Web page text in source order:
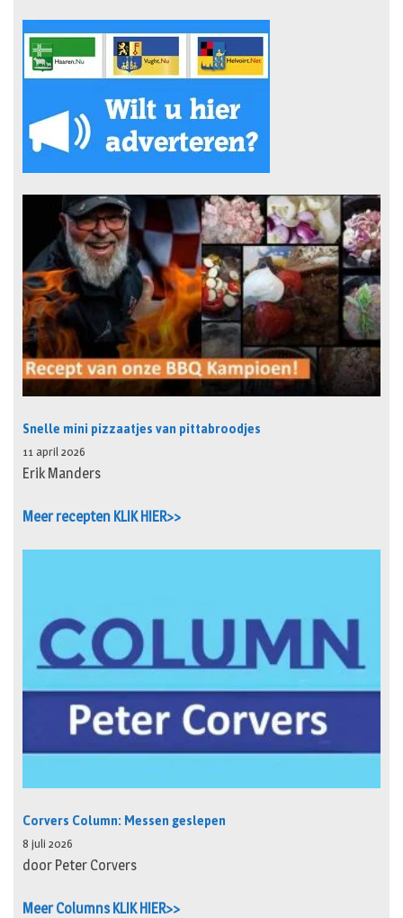
Snelle mini pizzaatjes van pittabroodjes
11 april 2026
Erik Manders
Meer recepten KLIK HIER>>
Corvers Column: Messen geslepen
8 juli 2026
door Peter Corvers
Meer Columns KLIK HIER>>